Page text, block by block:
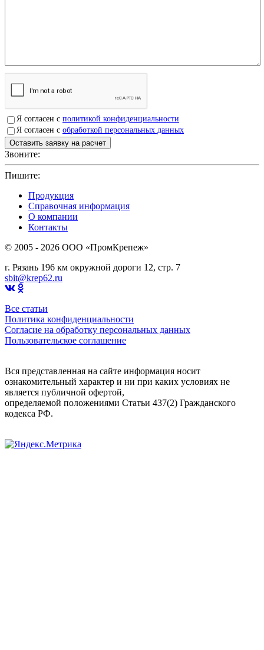
Я согласен с политикой конфиденциальности
Я согласен с обработкой персональных данных
Звоните:
Пишите:
Продукция
Справочная информация
О компании
Контакты
© 2005 - 2026 OOO «ПромКрепеж»
г. Рязань 196 км окружной дороги 12, стр. 7
sbit@krep62.ru
Все статьи
Политика конфиденциальности
Согласие на обработку персональных данных
Пользовательское соглашение
Вся представленная на сайте информация носит
ознакомительный характер и ни при каких условиях не
является публичной офертой,
определяемой положениями Статьи 437(2) Гражданского
кодекса РФ.